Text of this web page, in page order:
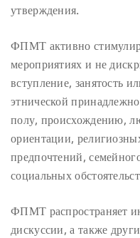
утверждения.
ФПМТ активно
мероприятиях и не
вступление, занятость
этнической
полу, происхождению,
ориентации,
предпочтений,
социальных
ФПМТ распространяет
дискуссии, а также